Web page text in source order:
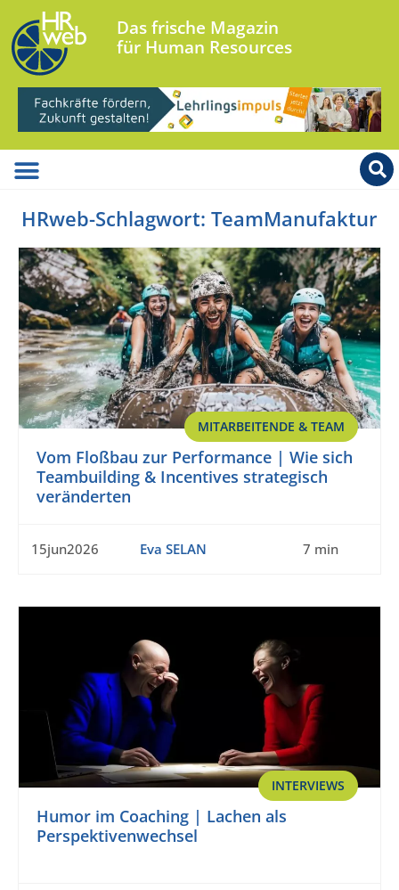
Das frische Magazin
für Human Resources
HRweb-Schlagwort: TeamManufaktur
MITARBEITENDE & TEAM
Vom Floßbau zur Performance | Wie sich
Teambuilding & Incentives strategisch
veränderten
15jun2026 Eva SELAN 7 min
INTERVIEWS
Humor im Coaching | Lachen als
Perspektivenwechsel